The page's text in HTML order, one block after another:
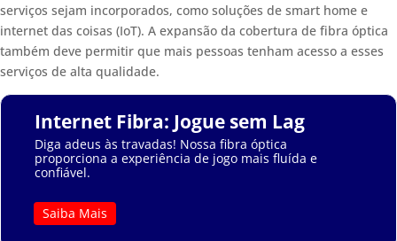
serviços sejam incorporados, como soluções de smart home e
internet das coisas (IoT). A expansão da cobertura de fibra óptica
também deve permitir que mais pessoas tenham acesso a esses
serviços de alta qualidade.
Internet Fibra: Jogue sem Lag
Diga adeus às travadas! Nossa fibra óptica
proporciona a experiência de jogo mais fluída e
confiável.
Saiba Mais